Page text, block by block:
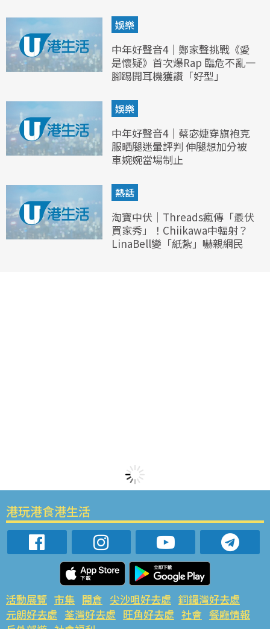
娛樂
中年好聲音4｜鄭家聲挑戰《愛
是懷疑》首次爆Rap 臨危不亂一
腳踢開耳機獲讚「好型」
娛樂
中年好聲音4｜蔡宓婕穿旗袍克
服晒腿迷暈評判 伸腿想加分被
車婉婉當場制止
熱話
淘寶中伏｜Threads瘋傳「最伏
買家秀」！Chiikawa中輻射？
LinaBell變「紙紮」嚇親網民
港玩港食港生活
活動展覽 市集 開倉 尖沙咀好去處 銅鑼灣好去處
元朗好去處 荃灣好去處 旺角好去處 社會 餐廳情報